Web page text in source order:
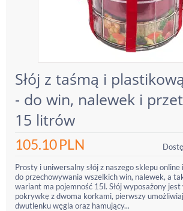
Słój z taśmą i
- do win, nalewek i
15 litrów
105.10PLN
Prosty i uniwersalny słój z naszego sklepu online
do przechowywania wszelkich win, nalewek, a
wariant ma pojemność 15l. Słój wyposażony
pokrywkę z dwoma korkami, pierwszy
dwutlenku węgla oraz hamujący...